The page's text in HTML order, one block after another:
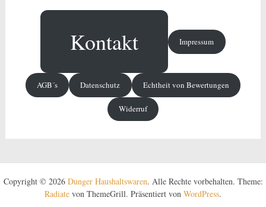
Kontakt Impressum
AGB´s Datenschutz Echtheit von Bewertungen
Widerruf
Copyright © 2026 Dunger Haushaltswaren. Alle Rechte vorbehalten. Theme:
Radiate von ThemeGrill. Präsentiert von WordPress.